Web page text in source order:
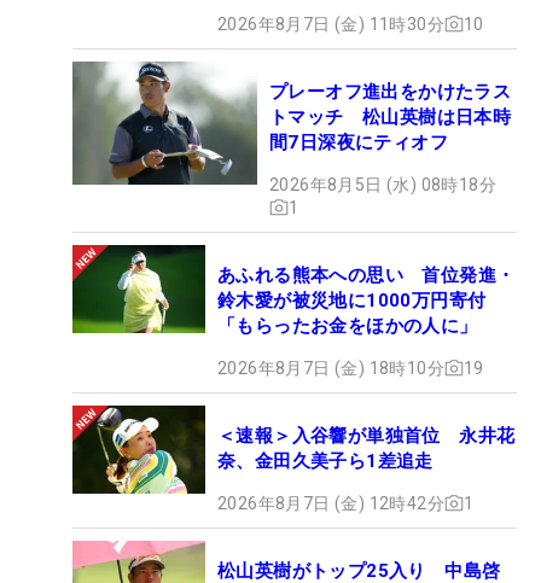
2026年8月7日 (金) 11時30分 10
プレーオフ進出をかけたラス
トマッチ 松山英樹は日本時
間7日深夜にティオフ
2026年8月5日 (水) 08時18分
1
あふれる熊本への思い 首位発進・
鈴木愛が被災地に1000万円寄付
「もらったお金をほかの人に」
2026年8月7日 (金) 18時10分 19
＜速報＞入谷響が単独首位 永井花
奈、金田久美子ら1差追走
2026年8月7日 (金) 12時42分 1
松山英樹がトップ25入り 中島啓